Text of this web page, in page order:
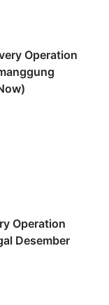
Operation
Operation
Desember